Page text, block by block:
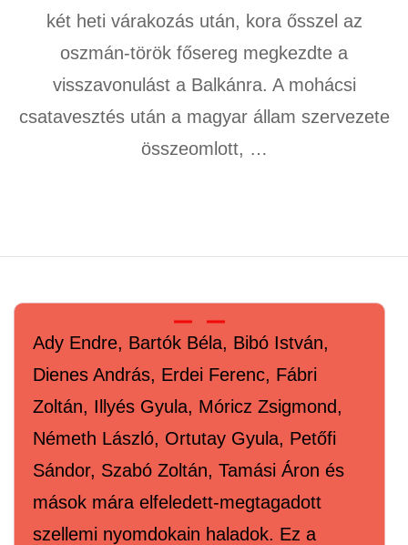
két heti várakozás után, kora ősszel az
oszmán-török fősereg megkezdte a
visszavonulást a Balkánra. A mohácsi
csatavesztés után a magyar állam szervezete
összeomlott, …
Ady Endre, Bartók Béla, Bibó István,
Dienes András, Erdei Ferenc, Fábri
Zoltán, Illyés Gyula, Móricz Zsigmond,
Németh László, Ortutay Gyula, Petőfi
Sándor, Szabó Zoltán, Tamási Áron és
mások mára elfeledett-megtagadott
szellemi nyomdokain haladok. Ez a